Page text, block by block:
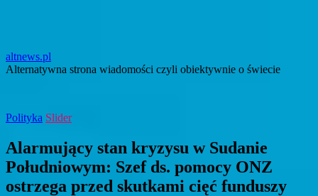
altnews.pl
Alternatywna strona wiadomości czyli obiektywnie o świecie
Polityka Slider
Alarmujący stan kryzysu w Sudanie
Południowym: Szef ds. pomocy ONZ
ostrzega przed skutkami cięć funduszy